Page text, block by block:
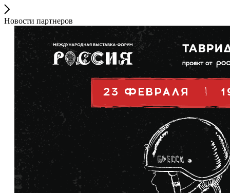
Новости партнеров